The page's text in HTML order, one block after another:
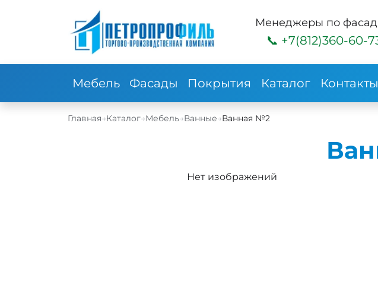
Менеджеры по
+7(812)360-60-
Мебель Фасады Покрытия Каталог Контакты
Главная→Каталог→Мебель→Ванные→Ванная №2
Нет изображений